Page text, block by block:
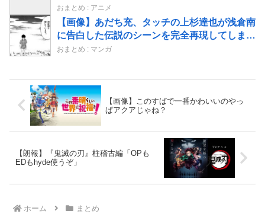
おまとめ : アニメ
【画像】あだち充、タッチの上杉達也が浅倉南
に告白した伝説のシーンを完全再現してしま
う！
おまとめ : マンガ
【画像】このすばで一番かわいいのやっ
ぱアクアじゃね？
【朗報】『鬼滅の刃』柱稽古編「OPも
EDもhyde使うぞ」
ホーム まとめ